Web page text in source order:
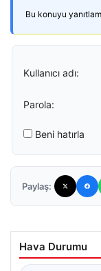
Bu konuyu
Kullanıcı adı:
Parola:
Beni hatırla
Paylaş:
Hava Durumu